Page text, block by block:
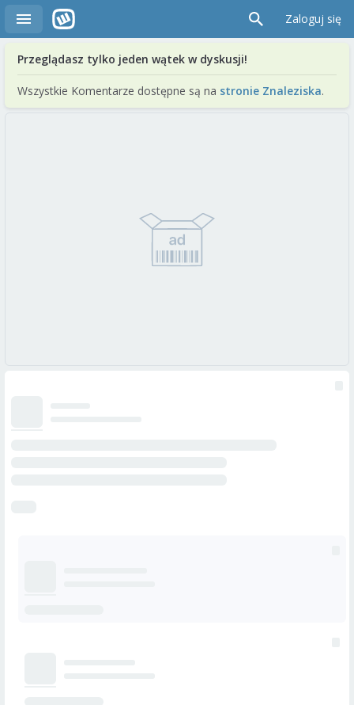
Zaloguj się
Przeglądasz tylko jeden wątek w dyskusji!
Wszystkie Komentarze dostępne są na stronie Znaleziska.